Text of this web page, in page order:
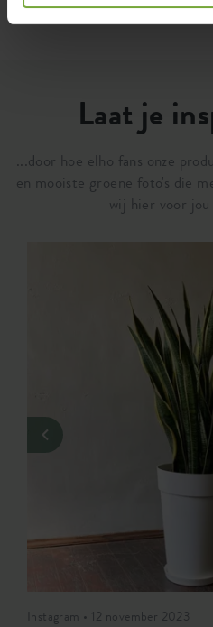
Laat je
...door hoe elho fans onze
en mooiste groene foto's die
wij hier voor
Instagram • 12 november 2023